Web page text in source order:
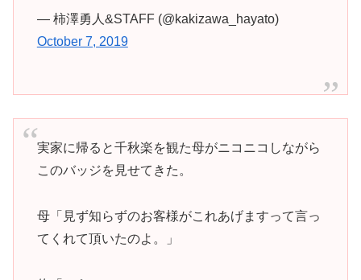
— 柿澤勇人&STAFF (@kakizawa_hayato)
October 7, 2019
実家に帰ると千秋楽を観た母がニコニコしながら
このバッジを見せてきた。
母「見ず知らずのお客様がこれあげますって言っ
てくれて頂いたのよ。」